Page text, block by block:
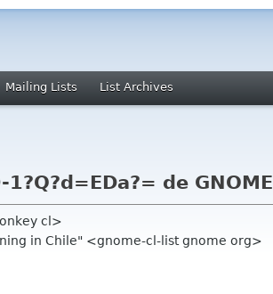
Mailing Lists List Archives
de GNOME
cl>
in Chile" <gnome-cl-list gnome org>